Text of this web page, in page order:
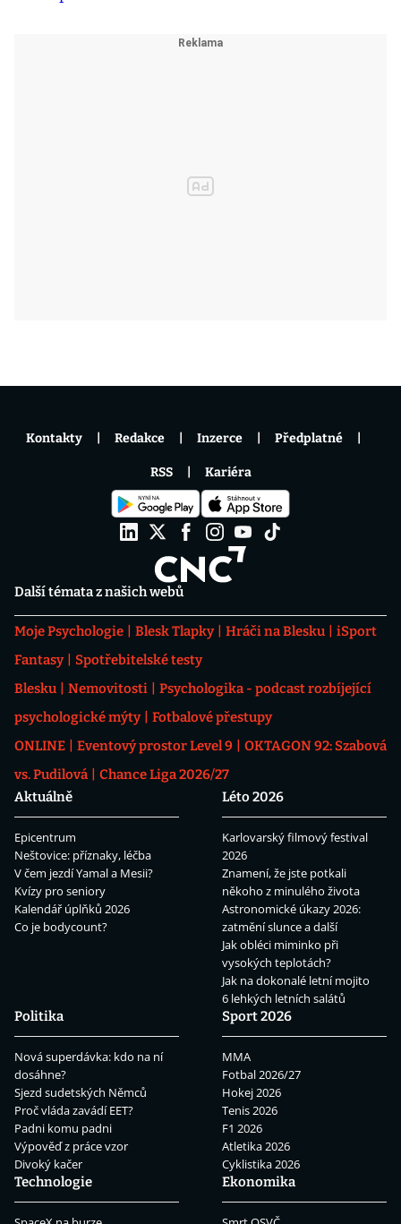
Další témata z našich webů
Moje Psychologie Blesk Tlapky Hráči na Blesku
iSport
Fantasy
Spotřebitelské testy
Blesku
Nemovitosti
Psychologika - podcast rozbíjející
psychologické mýty
Fotbalové přestupy
ONLINE
Eventový prostor Level 9
OKTAGON 92: Szabová
vs. Pudilová
Chance Liga 2026/27
Aktuálně
Epicentrum
Neštovice: příznaky, léčba
V čem jezdí Yamal a Mesii?
Kvízy pro seniory
Kalendář úplňků 2026
Co je bodycount?
Léto 2026
Karlovarský filmový festival
2026
Znamení, že jste potkali
někoho z minulého života
Astronomické úkazy 2026:
zatmění slunce a další
Jak obléci miminko při
vysokých teplotách?
Jak na dokonalé letní mojito
6 lehkých letních salátů
Politika
Nová superdávka: kdo na ní
dosáhne?
Sjezd sudetských Němců
Proč vláda zavádí EET?
Padni komu padni
Výpověď z práce vzor
Divoký kačer
Sport 2026
MMA
Fotbal 2026/27
Hokej 2026
Tenis 2026
F1 2026
Atletika 2026
Cyklistika 2026
Technologie
Ekonomika
Kontakty Redakce Inzerce Předplatné
RSS Kariéra